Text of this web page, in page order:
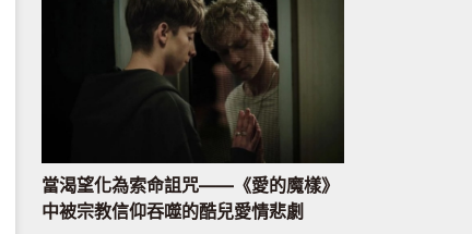
當渴望化為索命詛咒——《愛的魔樣》
中被宗教信仰吞噬的酷兒愛情悲劇